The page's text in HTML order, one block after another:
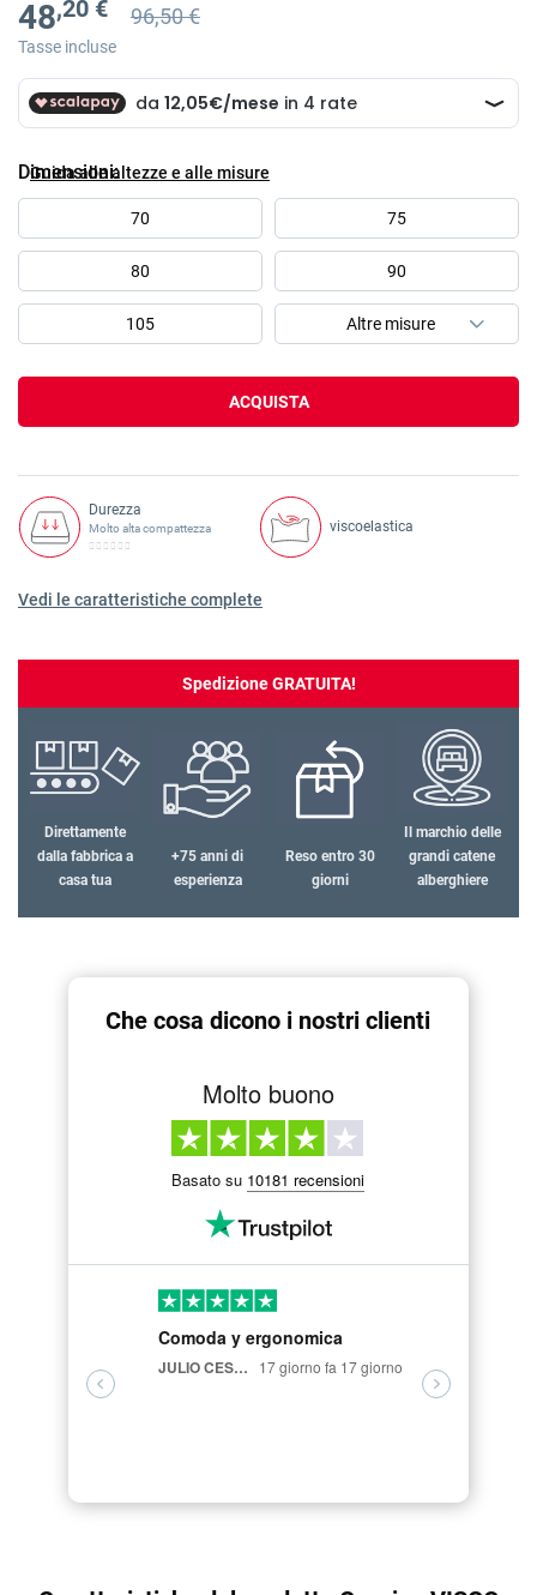
48,20 € Prezzo precedente
Prezzo precedente 96,50 €
96,50 €
Tasse incluse
Guida alle altezze e alle misure
Dimensioni
70 75
80 90
105
ACQUISTA
Durezza
Molto alta compattezza viscoelastica
Vedi le caratteristiche complete
Spedizione GRATUITA!
Direttamente
dalla fabbrica a
casa tua
+75 anni di
esperienza
Reso entro 30
giorni
Il marchio delle
grandi catene
alberghiere
Che cosa dicono i nostri clienti
Molto buono
Basato su 10181 recensioni
Comoda y ergonomica
JULIO CESAR VELASCO CARRION, 17 giorno fa 17 giorno